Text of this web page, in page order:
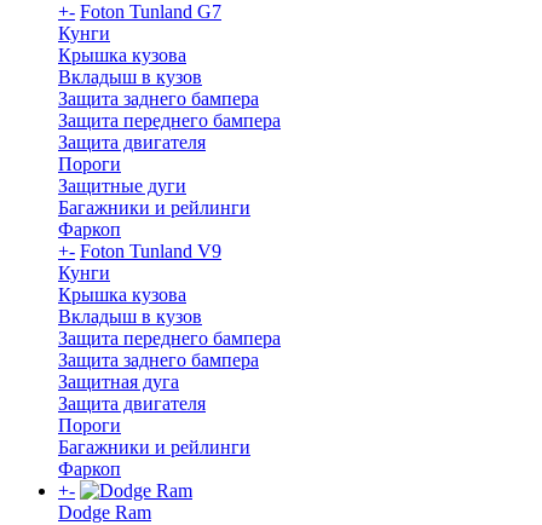
+- Foton Tunland G7
Кунги
Крышка кузова
Вкладыш в кузов
Защита заднего бампера
Защита переднего бампера
Защита двигателя
Пороги
Защитные дуги
Багажники и рейлинги
Фаркоп
+- Foton Tunland V9
Кунги
Крышка кузова
Вкладыш в кузов
Защита переднего бампера
Защита заднего бампера
Защитная дуга
Защита двигателя
Пороги
Багажники и рейлинги
Фаркоп
+-
Dodge Ram